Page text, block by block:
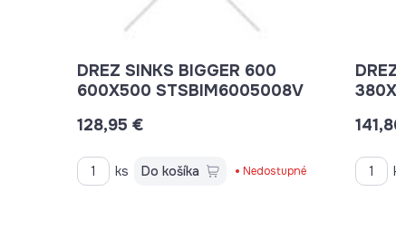
DREZ SINKS BIGGER 600
600X500 STSBIM6005008V
128,95 €
ks Do košíka Nedostupné